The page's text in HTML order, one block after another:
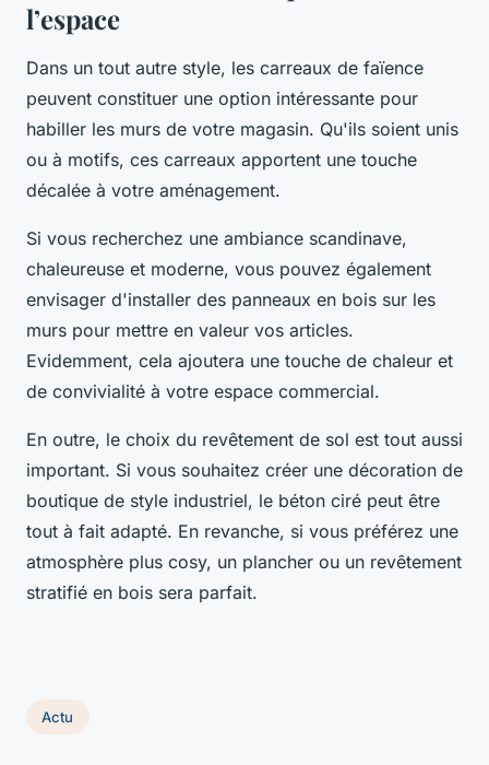
l’espace
Dans un tout autre style, les carreaux de faïence
peuvent constituer une option intéressante pour
habiller les murs de votre magasin. Qu'ils soient unis
ou à motifs, ces carreaux apportent une touche
décalée à votre aménagement.
Si vous recherchez une ambiance scandinave,
chaleureuse et moderne, vous pouvez également
envisager d'installer des panneaux en bois sur les
murs pour mettre en valeur vos articles.
Evidemment, cela ajoutera une touche de chaleur et
de convivialité à votre espace commercial.
En outre, le choix du revêtement de sol est tout aussi
important. Si vous souhaitez créer une décoration de
boutique de style industriel, le béton ciré peut être
tout à fait adapté. En revanche, si vous préférez une
atmosphère plus cosy, un plancher ou un revêtement
stratifié en bois sera parfait.
Actu